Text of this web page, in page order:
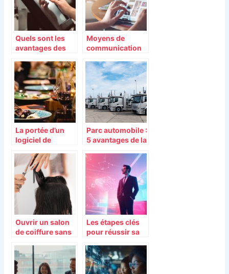
Quels sont les
avantages des
enregistreuses
tactiles ?
Moyens de
communication
votre entreprise
La portée d’un
logiciel de
table
Parc automobile :
5 avantages de la
la gestion de
flotte
Ouvrir un salon
de coiffure sans
étapes à suivre
Les étapes clés
pour réussir sa
master en IA